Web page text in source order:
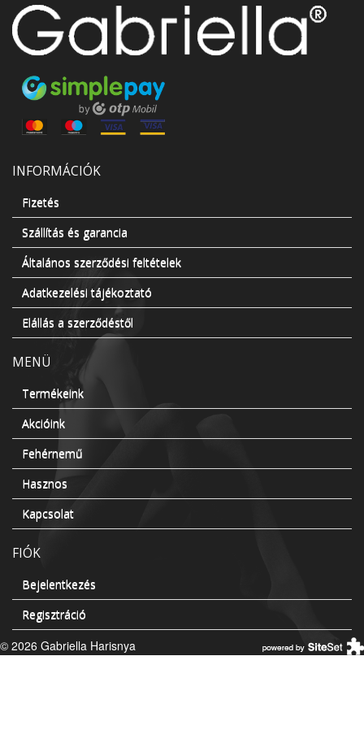
INFORMÁCIÓK
Fizetés
Szállítás és garancia
Általános szerződési feltételek
Adatkezelési tájékoztató
Elállás a szerződéstől
MENÜ
Termékeink
Akcióink
Fehérnemű
Hasznos
Kapcsolat
FIÓK
Bejelentkezés
Regisztráció
© 2026 Gabriella Harisnya